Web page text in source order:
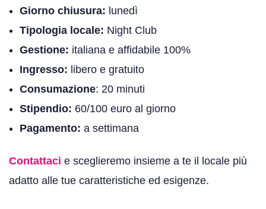
Giorno chiusura: lunedì
Tipologia locale: Night Club
Gestione: italiana e affidabile 100%
Ingresso: libero e gratuito
Consumazione: 20 minuti
Stipendio: 60/100 euro al giorno
Pagamento: a settimana
Contattaci e sceglieremo insieme a te il locale più
adatto alle tue caratteristiche ed esigenze.